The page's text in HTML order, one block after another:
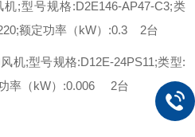
;型号规格:D2E146-AP47-C3;类
额定功率（kW）:0.3 2台
机;型号规格:D12E-24PS11;类型:
率（kW）:0.006 2台